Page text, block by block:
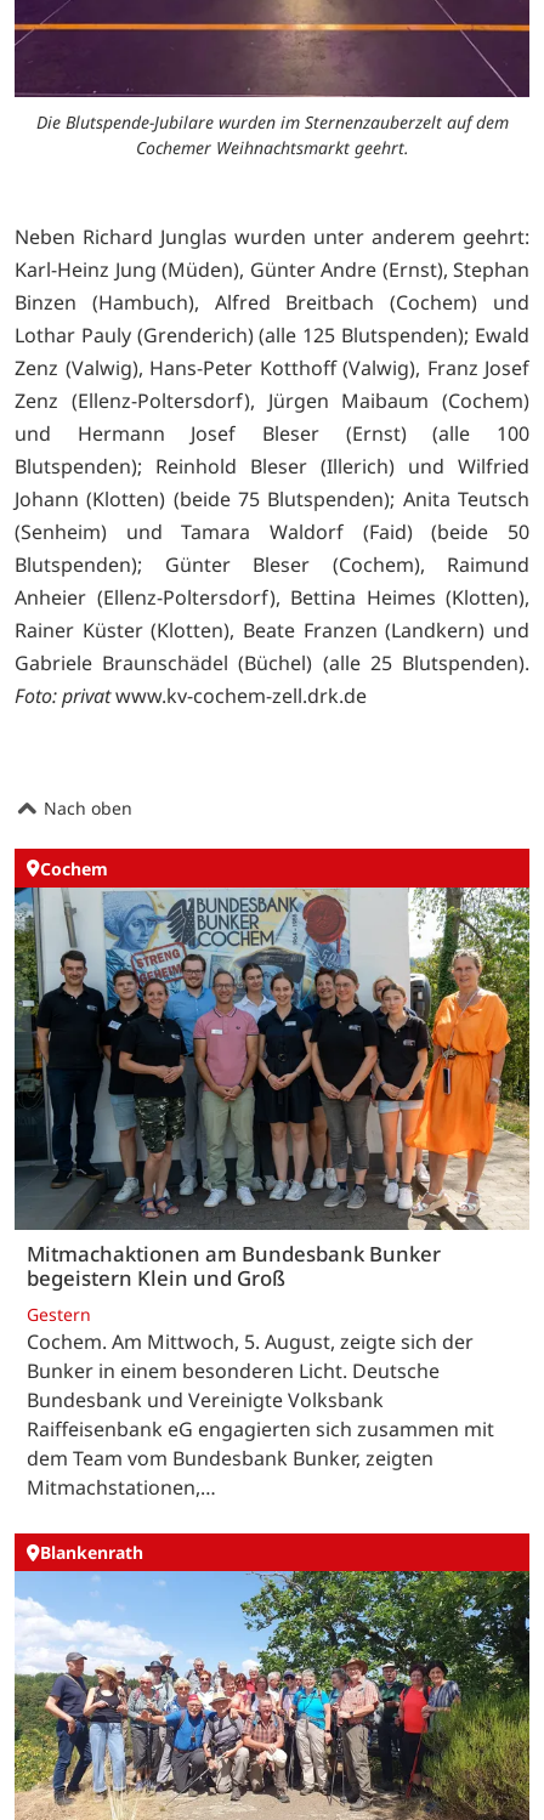
Die Blutspende-Jubilare wurden im Sternenzauberzelt auf dem
Cochemer Weihnachtsmarkt geehrt.
Neben Richard Junglas wurden unter anderem geehrt:
Karl-Heinz Jung (Müden), Günter Andre (Ernst), Stephan
Binzen (Hambuch), Alfred Breitbach (Cochem) und
Lothar Pauly (Grenderich) (alle 125 Blutspenden); Ewald
Zenz (Valwig), Hans-Peter Kotthoff (Valwig), Franz Josef
Zenz (Ellenz-Poltersdorf), Jürgen Maibaum (Cochem)
und Hermann Josef Bleser (Ernst) (alle 100
Blutspenden); Reinhold Bleser (Illerich) und Wilfried
Johann (Klotten) (beide 75 Blutspenden); Anita Teutsch
(Senheim) und Tamara Waldorf (Faid) (beide 50
Blutspenden); Günter Bleser (Cochem), Raimund
Anheier (Ellenz-Poltersdorf), Bettina Heimes (Klotten),
Rainer Küster (Klotten), Beate Franzen (Landkern) und
Gabriele Braunschädel (Büchel) (alle 25 Blutspenden).
Foto: privatwww.kv-cochem-zell.drk.de
Nach oben
Cochem
Mitmachaktionen am Bundesbank Bunker
begeistern Klein und Groß
Gestern
Cochem. Am Mittwoch, 5. August, zeigte sich der
Bunker in einem besonderen Licht. Deutsche
Bundesbank und Vereinigte Volksbank
Raiffeisenbank eG engagierten sich zusammen mit
dem Team vom Bundesbank Bunker, zeigten
Mitmachstationen,…
Blankenrath